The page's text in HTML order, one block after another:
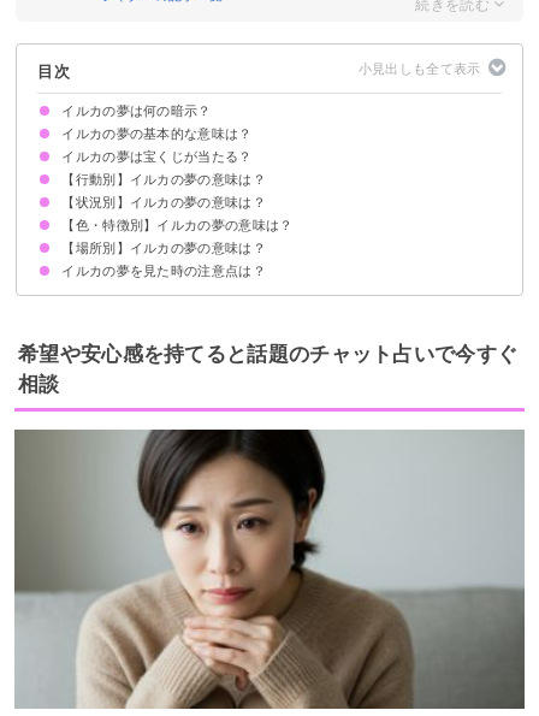
目次
イルカの夢は何の暗示？
イルカの夢の基本的な意味は？
運気の上昇を暗示
状況によって意味が決まる
イルカの夢は宝くじが当たる？
吉夢のイルカの夢なら当たるかも
イルカの夢を見て宝くじが当たった体験談
【行動別】イルカの夢の意味は？
イルカと泳ぐ夢【吉夢】
イルカに乗る夢【吉夢】
イルカを撫でる夢【吉夢】
イルカを助ける夢【警告夢】
イルカに餌をあげる夢【吉夢】
イルカと遊ぶ夢【警告夢】
イルカを飼う夢【警告】
イルカを食べる夢【吉夢】
綺麗なイルカを見る夢【吉夢】
イルカになる夢【吉夢】
イルカを殺す夢【警告夢】
イルカから逃げる夢【警告夢】
【状況別】イルカの夢の意味は？
イルカの群れの夢【吉夢】
2匹のイルカの夢【吉夢】
イルカが近づいてくる夢【吉夢】
イルカが泳ぐ夢【吉夢】
イルカがジャンプする夢【吉夢】
イルカショーの夢【警告夢】
イルカを見て怖いと感じる夢【警告夢】
イルカに水をかけられる夢【吉夢】
【色・特徴別】イルカの夢の意味は？
白いイルカの夢【吉夢】
黒いイルカの夢【警告夢】
ピンクのイルカの夢【吉夢】
金のイルカの夢【吉夢】
虹色のイルカの夢【吉夢】
大きいイルカの夢【吉夢】
小さいイルカの夢【吉夢】
イルカの赤ちゃんの夢【警告夢】
【場所別】イルカの夢の意味は？
海にイルカがいる夢【吉夢】
水族館にイルカがいる夢【警告夢】
川にイルカがいる夢【警告夢】
イルカの夢を見た時の注意点は？
吉夢なら人に話さないようにする
希望や安心感を持てると話題のチャット占いで今すぐ
相談